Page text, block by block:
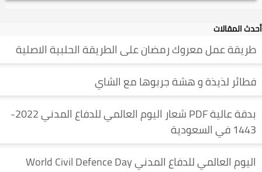
أحدث المقالات
طريقة عمل معروك رمضان على الطريقة الحلبية الاصلية
فطائر لذيذة و هشة جربوها مع الشاي
بدقة عالية PDF شعار اليوم العالمي للدفاع المدني 2022-
1443 في السعودية
اليوم العالمي للدفاع المدني World Civil Defence Day